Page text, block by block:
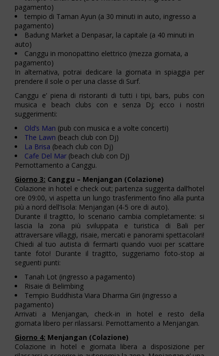
pagamento)
tempio di Taman Ayun (a 30 minuti in auto, ingresso a
pagamento)
Badung Market a Denpasar, la capitale (a 40 minuti in
auto)
Canggu in monopattino elettrico (mezza giornata, a
pagamento)
In alternativa, potrai dedicare la giornata in spiaggia per
prendere il sole o per una classe di Surf.
Canggu e’ piena di ristoranti di tutti i tipi, bars, pubs con
musica e beach clubs con e senza Dj; ecco i nostri
suggerimenti:
Old’s Man (pub con musica e a volte concerti)
The Lawn (beach club con Dj)
La Brisa (beach club con Dj)
Cafe Del Mar (beach club con Dj)
Pernottamento a Canggu.
Giorno 3: Canggu – Menjangan (Colazione)
Colazione in hotel e check out; partenza suggerita dall’hotel
ore 09:00, vi aspetta un lungo trasferimento fino alla punta
più a nord dell’Isola: Menjangan (4-5 ore di auto).
Durante il tragitto, lo scenario cambia completamente: si
lascia la zona più sviluppata e turistica di Bali per
attraversare villaggi, risaie, mercati e panorami spettacolari!
Chiedi al tuo autista di fermarti quando vuoi per scattare
tante foto! Durante il tragitto, suggeriamo foto-stop ai
seguenti punti:
Tanah Lot (ingresso a pagamento)
Risaie di Belimbing
Tempio Buddhista Viara Dharma Giri (ingresso a
pagamento)
Arrivati a Menjangan, check-in in hotel e resto della
giornata libero per rilassarsi. Pernottamento a Menjangan.
Giorno 4: Menjangan (Colazione)
Colazione in hotel e giornata libera a disposizione per